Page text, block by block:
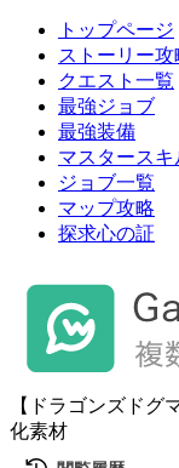
トップページ
ストーリー攻
クエスト一覧
最強ジョブ
最強装備
マスタースキ
ジョブ一覧
マップ攻略
探求心の証
【ドラゴンズドグ
化素材